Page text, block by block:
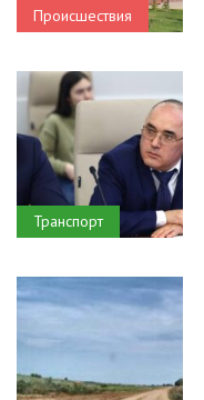
Происшествия
Транспорт